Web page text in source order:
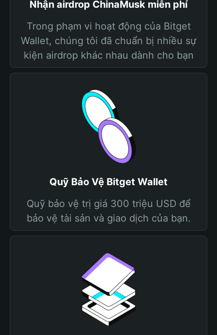
Nhận airdrop ChinaMusk miễn phí
Trong phạm vi hoạt động của Bitget
Wallet, chúng tôi đã chuẩn bị nhiều sự
kiện airdrop khác nhau dành cho bạn
Quỹ Bảo Vệ Bitget Wallet
Quỹ bảo vệ trị giá 300 triệu USD để
bảo vệ tài sản và giao dịch của bạn.